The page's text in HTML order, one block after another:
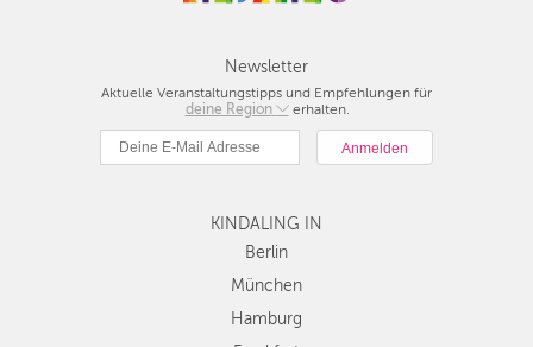
Newsletter
Aktuelle Veranstaltungstipps und Empfehlungen für
deine Region
Berlin
München
Hamburg
Köln
Düsseldorf
Stuttgart
Essen
erhalten.
KINDALING IN
Berlin
München
Hamburg